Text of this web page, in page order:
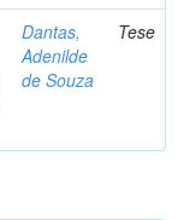
Dantas,
Adenilde
de Souza
Tese